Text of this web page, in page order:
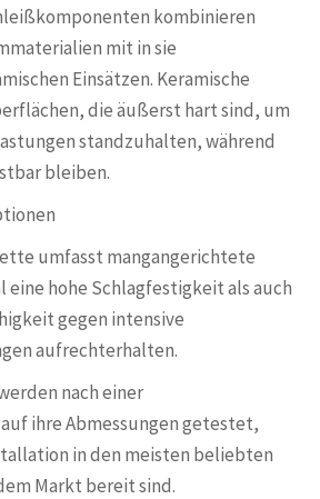
kombinieren
mit in sie
Einsätzen. Keramische
die äußerst hart sind, um
standzuhalten, während
bleiben.
umfasst mangangerichtete
eine hohe Schlagfestigkeit als auch
gegen intensive
aufrechterhalten.
nach einer
ihre Abmessungen getestet,
in den meisten beliebten
Markt bereit sind.